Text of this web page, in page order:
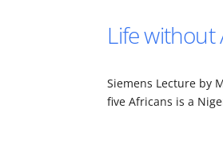
Life without
Siemens Lecture by
five Africans is a